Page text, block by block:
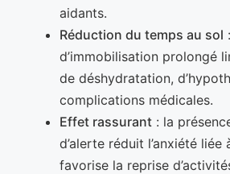
aidants.
Réduction du temps au sol
d’immobilisation prolongé
de déshydratation,
complications médicales.
Effet rassurant : la
d’alerte réduit l’anxiété liée
favorise la reprise